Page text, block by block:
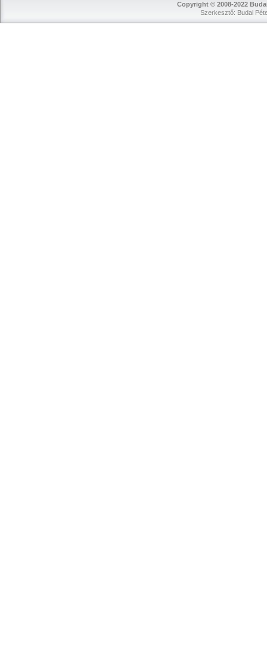
Copyright © 2008-2022
Szerkesztő: Budai